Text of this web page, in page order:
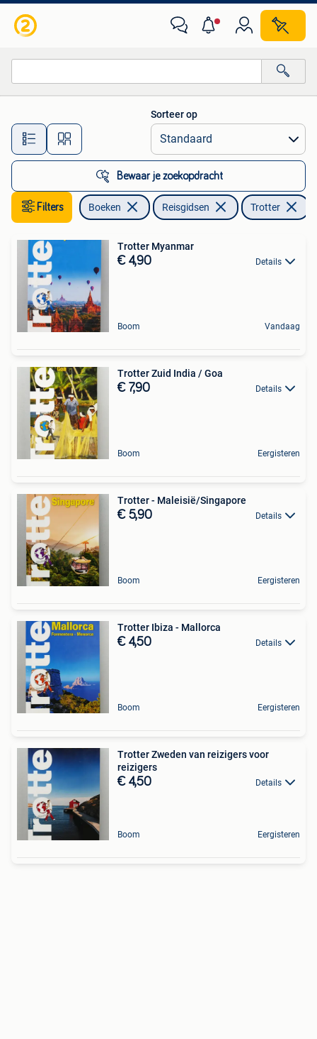
Alle afstanden…
Sorteer op
Bewaar je zoekopdracht
Filters Boeken Reisgidsen Trotter
Trotter Myanmar
€ 4,90 Details
Boom Vandaag
Trotter Zuid India / Goa
€ 7,90 Details
Boom Eergisteren
Trotter - Maleisië/Singapore
€ 5,90 Details
Boom Eergisteren
Trotter Ibiza - Mallorca
€ 4,50 Details
Boom Eergisteren
Trotter Zweden van reizigers voor
reizigers
€ 4,50 Details
Boom Eergisteren